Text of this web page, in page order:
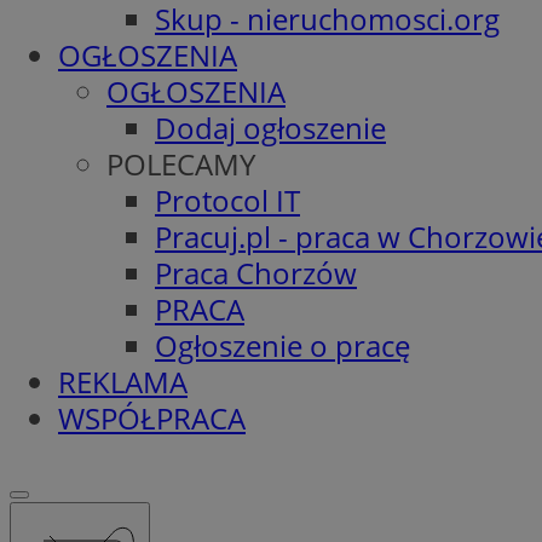
Skup - nieruchomosci.org
OGŁOSZENIA
OGŁOSZENIA
Dodaj ogłoszenie
POLECAMY
Protocol IT
Pracuj.pl - praca w
Praca Chorzów
PRACA
Ogłoszenie o pracę
REKLAMA
WSPÓŁPRACA